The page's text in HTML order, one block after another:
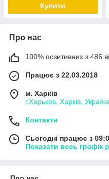
Купити
Про нас
100% позитивних з 486
Працює з 22.03.2018
м. Харків
г.Харьков, Харків,
Контакти
Сьогодні працює з
Показати весь графік